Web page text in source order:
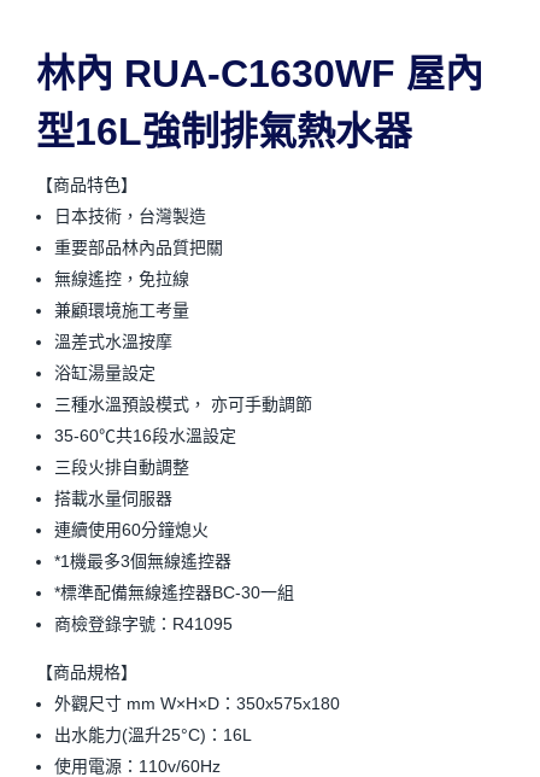
林內 RUA-C1630WF 屋內
型16L強制排氣熱水器
【商品特色】
日本技術，台灣製造
重要部品林內品質把關
無線遙控，免拉線
兼顧環境施工考量
溫差式水溫按摩
浴缸湯量設定
三種水溫預設模式， 亦可手動調節
35-60℃共16段水溫設定
三段火排自動調整
搭載水量伺服器
連續使用60分鐘熄火
*1機最多3個無線遙控器
*標準配備無線遙控器BC-30一組
商檢登錄字號：R41095
【商品規格】
外觀尺寸 mm W×H×D：350x575x180
出水能力(溫升25°C)：16L
使用電源：110v/60Hz